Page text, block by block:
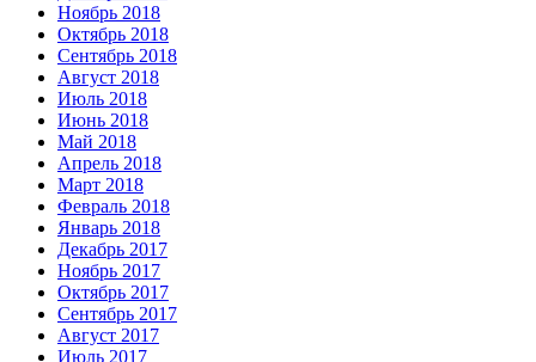
Ноябрь 2018
Октябрь 2018
Сентябрь 2018
Август 2018
Июль 2018
Июнь 2018
Май 2018
Апрель 2018
Март 2018
Февраль 2018
Январь 2018
Декабрь 2017
Ноябрь 2017
Октябрь 2017
Сентябрь 2017
Август 2017
Июль 2017